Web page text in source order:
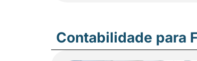
Contabilidade para